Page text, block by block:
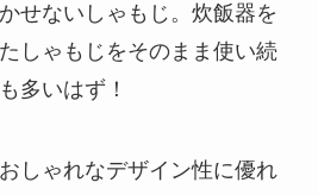
せないしゃもじ。炊飯器を
しゃもじをそのまま使い続
多いはず！
しゃれなデザイン性に優れ